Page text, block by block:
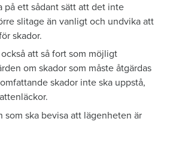
på ett sådant sätt att det inte
slitage än vanligt och undvika att
skador.
att så fort som möjligt
om skador som måste åtgärdas
skador inte ska uppstå,
som ska bevisa att lägenheten är